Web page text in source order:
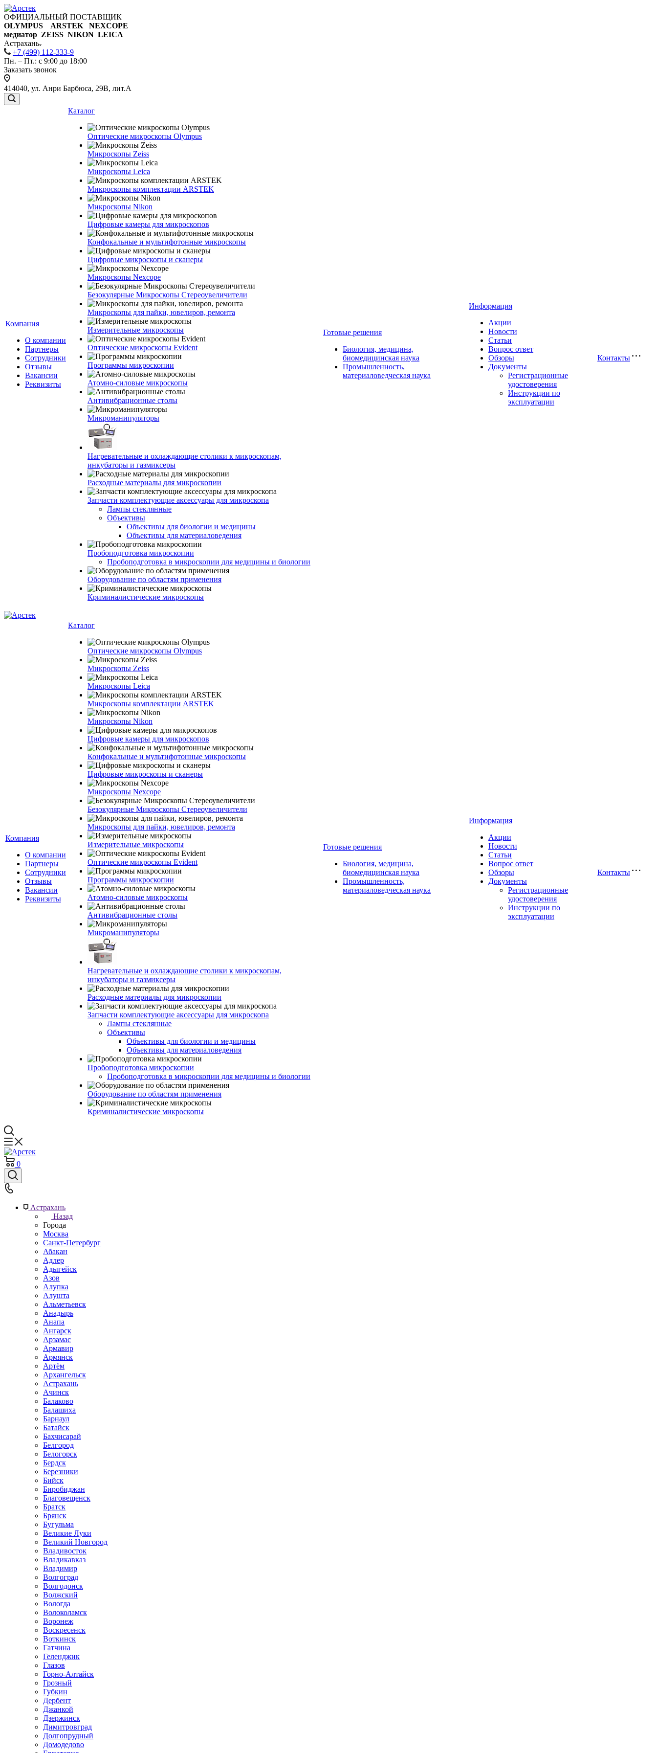
ОФИЦИАЛЬНЫЙ ПОСТАВЩИК
OLYMPUS ARSTEK NEXCOPE
медиатор ZEISS NIKON LEICA
Астрахань
+7 (499) 112-333-9
Пн. – Пт.: с 9:00 до 18:00
Заказать звонок
414040, ул. Анри Барбюса, 29В, лит.А
Компания
О компании
Партнеры
Сотрудники
Отзывы
Вакансии
Реквизиты
Каталог
Оптические микроскопы Olympus
Микроскопы Zeiss
Микроскопы Leica
Микроскопы комплектации ARSTEK
Микроскопы Nikon
Цифровые камеры для микроскопов
Конфокальные и мультифотонные микроскопы
Цифровые микроскопы и сканеры
Микроскопы Nexcope
Безокулярные Микроскопы Стереоувеличители
Микроскопы для пайки, ювелиров, ремонта
Измерительные микроскопы
Оптические микроскопы Evident
Программы микроскопии
Атомно-силовые микроскопы
Антивибрационные столы
Микроманипуляторы
Нагревательные и охлаждающие столики к микроскопам,
инкубаторы и газмиксеры
Расходные материалы для микроскопии
Запчасти комплектующие аксессуары для микроскопа
Лампы стеклянные
Объективы
Объективы для биологии и медицины
Объективы для материаловедения
Пробоподготовка микроскопии
Пробоподготовка в микроскопии для медицины и биологии
Оборудование по областям применения
Криминалистические микроскопы
Готовые решения
Биология, медицина,
биомедицинская наука
Промышленность,
материаловедческая наука
Информация
Акции
Новости
Статьи
Вопрос ответ
Обзоры
Документы
Регистрационные
удостоверения
Инструкции по
эксплуатации
Контакты
Компания
О компании
Партнеры
Сотрудники
Отзывы
Вакансии
Реквизиты
Каталог
Оптические микроскопы Olympus
Микроскопы Zeiss
Микроскопы Leica
Микроскопы комплектации ARSTEK
Микроскопы Nikon
Цифровые камеры для микроскопов
Конфокальные и мультифотонные микроскопы
Цифровые микроскопы и сканеры
Микроскопы Nexcope
Безокулярные Микроскопы Стереоувеличители
Микроскопы для пайки, ювелиров, ремонта
Измерительные микроскопы
Оптические микроскопы Evident
Программы микроскопии
Атомно-силовые микроскопы
Антивибрационные столы
Микроманипуляторы
Нагревательные и охлаждающие столики к микроскопам,
инкубаторы и газмиксеры
Расходные материалы для микроскопии
Запчасти комплектующие аксессуары для микроскопа
Лампы стеклянные
Объективы
Объективы для биологии и медицины
Объективы для материаловедения
Пробоподготовка микроскопии
Пробоподготовка в микроскопии для медицины и биологии
Оборудование по областям применения
Криминалистические микроскопы
Готовые решения
Биология, медицина,
биомедицинская наука
Промышленность,
материаловедческая наука
Информация
Акции
Новости
Статьи
Вопрос ответ
Обзоры
Документы
Регистрационные
удостоверения
Инструкции по
эксплуатации
Контакты
0
Астрахань
Назад
Города
Москва
Санкт-Петербург
Абакан
Адлер
Адыгейск
Азов
Алупка
Алушта
Альметьевск
Анадырь
Анапа
Ангарск
Арзамас
Армавир
Армянск
Артём
Архангельск
Астрахань
Ачинск
Балаково
Балашиха
Барнаул
Батайск
Бахчисарай
Белгород
Белогорск
Бердск
Березники
Бийск
Биробиджан
Благовещенск
Братск
Брянск
Бугульма
Великие Луки
Великий Новгород
Владивосток
Владикавказ
Владимир
Волгоград
Волгодонск
Волжский
Вологда
Волоколамск
Воронеж
Воскресенск
Воткинск
Гатчина
Геленджик
Глазов
Горно-Алтайск
Грозный
Губкин
Дербент
Джанкой
Дзержинск
Димитровград
Долгопрудный
Домодедово